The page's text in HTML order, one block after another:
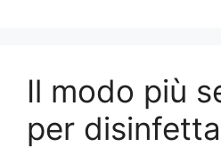
Il modo più
per